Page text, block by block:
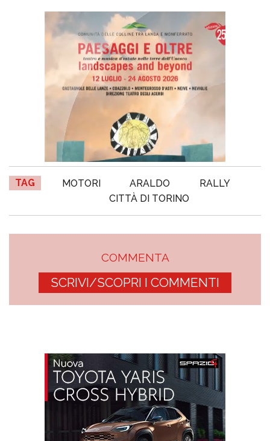
TAG MOTORI ARALDO
RALLY
CITTÀ DI TORINO
COMMENTA
SCRIVI/SCOPRI I COMMENTI